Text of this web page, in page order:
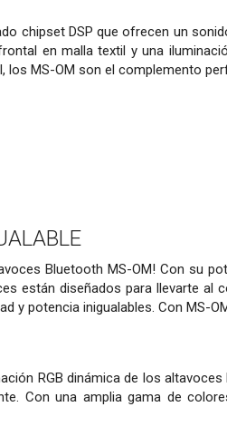
chipset DSP que ofrecen un
en malla textil y una
los MS-OM son el complemento
Bluetooth MS-OM! Con su
están diseñados para llevarte al
y potencia inigualables. Con MS-
RGB dinámica de los
Con una amplia gama de